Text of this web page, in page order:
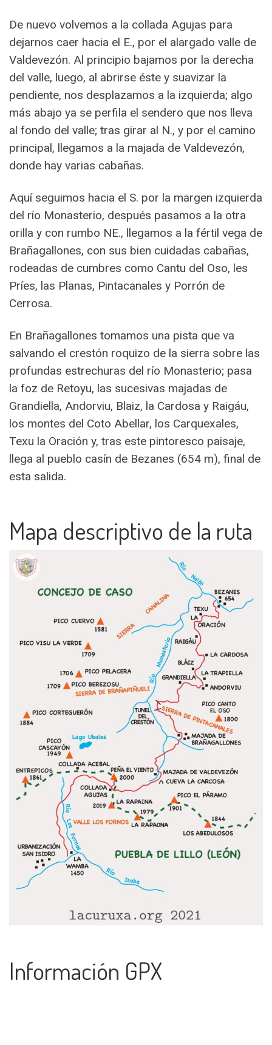
De nuevo volvemos a la collada Agujas para
dejarnos caer hacia el E., por el alargado valle de
Valdevezón. Al principio bajamos por la derecha
del valle, luego, al abrirse éste y suavizar la
pendiente, nos desplazamos a la izquierda; algo
más abajo ya se perfila el sendero que nos lleva
al fondo del valle; tras girar al N., y por el camino
principal, llegamos a la majada de Valdevezón,
donde hay varias cabañas.
Aquí seguimos hacia el S. por la margen izquierda
del río Monasterio, después pasamos a la otra
orilla y con rumbo NE., llegamos a la fértil vega de
Brañagallones, con sus bien cuidadas cabañas,
rodeadas de cumbres como Cantu del Oso, les
Príes, las Planas, Pintacanales y Porrón de
Cerrosa.
En Brañagallones tomamos una pista que va
salvando el crestón roquizo de la sierra sobre las
profundas estrechuras del río Monasterio; pasa
la foz de Retoyu, las sucesivas majadas de
Grandiella, Andorviu, Blaiz, la Cardosa y Raigáu,
los montes del Coto Abellar, los Carquexales,
Texu la Oración y, tras este pintoresco paisaje,
llega al pueblo casín de Bezanes (654 m), final de
esta salida.
Mapa descriptivo de la ruta
Información GPX